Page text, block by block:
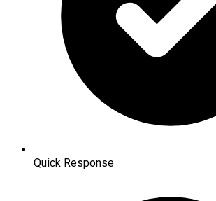
Quick Response